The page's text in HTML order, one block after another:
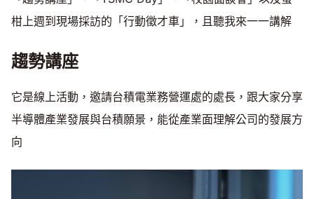
柑上週到現場採訪的「行動徵才車」，且聽我來一一講解
趨勢講座
它是線上活動，邀請台積電業務營運處的處長，跟大家分享
半導體產業發展與台積願景，能從產業面理解公司的發展方
向